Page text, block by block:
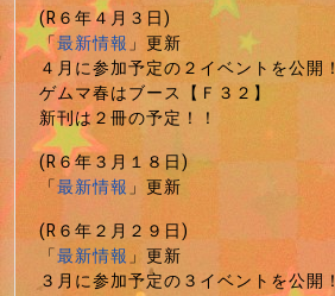
(R６年４月３日)
「最新情報」更新
４月に参加予定の２イベントを公開！
ゲムマ春はブース【Ｆ３２】
新刊は２冊の予定！！
(R６年３月１８日)
「最新情報」更新
(R６年２月２９日)
「最新情報」更新
３月に参加予定の３イベントを公開！